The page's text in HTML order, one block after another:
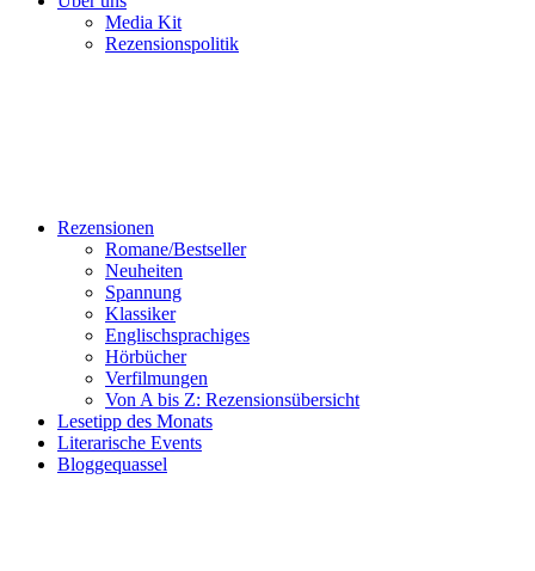
Media Kit
Rezensionspolitik
Rezensionen
Romane/Bestseller
Neuheiten
Spannung
Klassiker
Englischsprachiges
Hörbücher
Verfilmungen
Von A bis Z: Rezensionsübersicht
Lesetipp des Monats
Literarische Events
Bloggequassel